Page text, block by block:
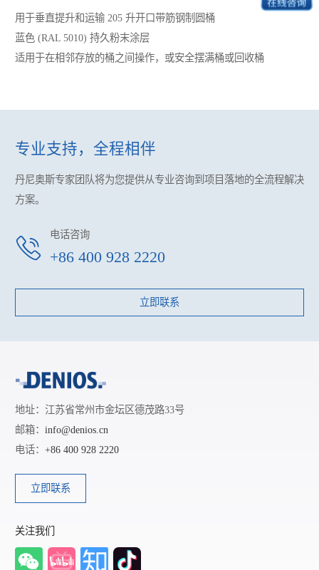
用于垂直提升和运输 205 升开口带筋钢制圆桶
蓝色 (RAL 5010) 持久粉末涂层
适用于在相邻存放的桶之间操作，或安全摆满桶或回收桶
专业支持，全程相伴
丹尼奥斯专家团队将为您提供从专业咨询到项目落地的全流程解决
方案。
电话咨询
+86 400 928 2220
立即联系
地址：江苏省常州市金坛区德茂路33号
邮箱： info@denios.cn
电话： +86 400 928 2220
立即联系
关注我们